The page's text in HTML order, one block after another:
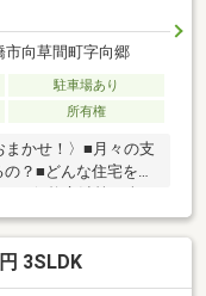
市向草間町字向郷
駐車場あり
所有権
まかせ！〉■月々の支
？■どんな住宅を選
不安な住宅探し
に便利な施設盛りだ
坪、お車は2台駐車
豊橋市立磯辺小学校
3SLDK